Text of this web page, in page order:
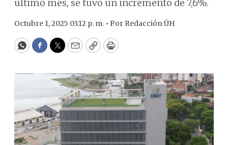
último mes, se tuvo un incremento de 7,6%.
Octubre 1, 2025 03:12 p. m. • Por Redacción ÚH
WhatsApp
Facebook
Twitter
EmailCopyPrint